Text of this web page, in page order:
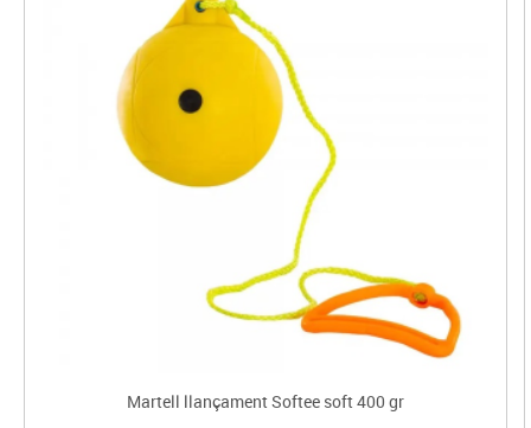
Martell llançament Softee soft 400 gr